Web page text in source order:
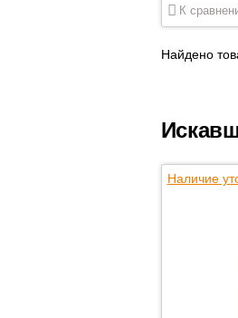
К
Найдено
Наличие